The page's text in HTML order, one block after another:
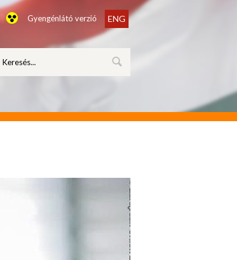
Gyengénlátó verzió ENG